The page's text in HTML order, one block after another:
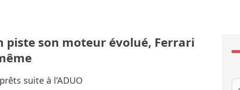
piste son moteur évolué, Ferrari
suite à l’ADUO